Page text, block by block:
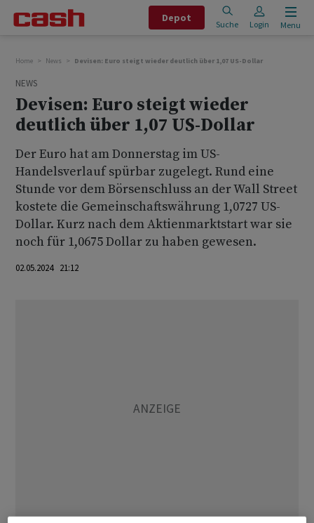
Depot
Suche Login Menu
Home News Devisen: Euro steigt wieder deutlich über 1,07 US-Dollar
NEWS
Devisen: Euro steigt wieder
deutlich über 1,07 US-Dollar
Der Euro hat am Donnerstag im US-
Handelsverlauf spürbar zugelegt. Rund eine
Stunde vor dem Börsenschluss an der Wall Street
kostete die Gemeinschaftswährung 1,0727 US-
Dollar. Kurz nach dem Aktienmarktstart war sie
noch für 1,0675 Dollar zu haben gewesen.
02.05.2024 21:12